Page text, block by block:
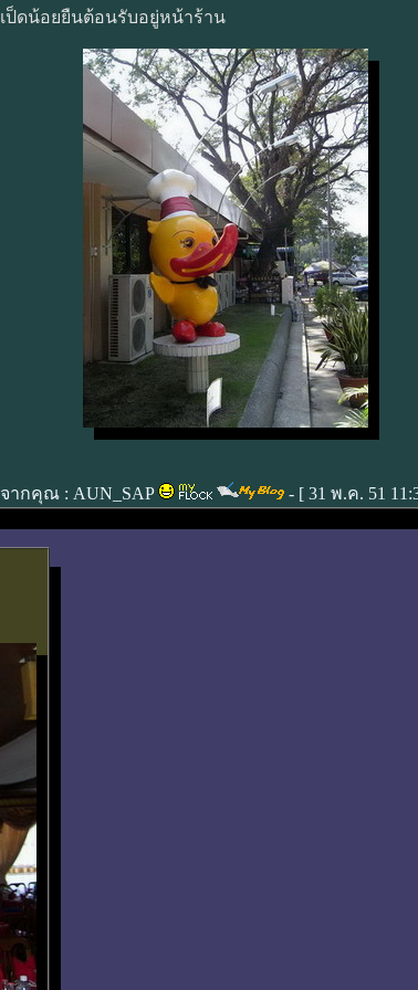
เป็ดน้อยยืนต้อนรับอยู่หน้าร้าน
จากคุณ : AUN_SAP - [ 31 พ.ค. 51